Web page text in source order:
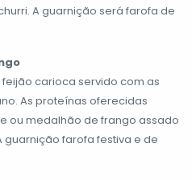
A guarnição será farofa de
carioca servido com as
As proteínas oferecidas
ou medalhão de frango assado
farofa festiva e de